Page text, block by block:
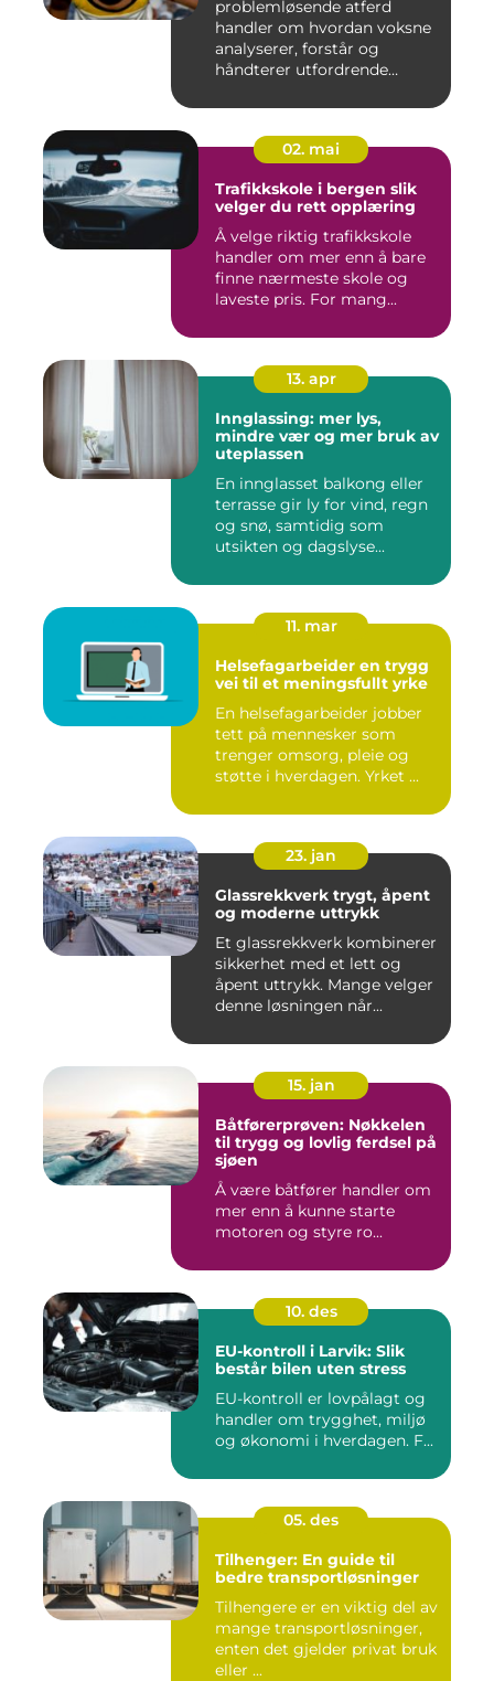
problemløsende atferd
handler om hvordan voksne
analyserer, forstår og
håndterer utfordrende
02. mai
Trafikkskole i bergen slik
velger du rett opplæring
Å velge riktig trafikkskole
handler om mer enn å bare
finne nærmeste skole og
laveste pris. For mang...
13. apr
Innglassing: mer lys,
mindre vær og mer bruk av
uteplassen
En innglasset balkong eller
terrasse gir ly for vind, regn
og snø, samtidig som
utsikten og dagslyse...
11. mar
Helsefagarbeider en trygg
vei til et meningsfullt yrke
En helsefagarbeider jobber
tett på mennesker som
trenger omsorg, pleie og
støtte i hverdagen. Yrket ...
23. jan
Glassrekkverk trygt, åpent
og moderne uttrykk
Et glassrekkverk kombinerer
sikkerhet med et lett og
åpent uttrykk. Mange velger
denne løsningen når...
15. jan
Båtførerprøven: Nøkkelen
til trygg og lovlig ferdsel på
sjøen
Å være båtfører handler om
mer enn å kunne starte
motoren og styre ro...
10. des
EU-kontroll i Larvik: Slik
består bilen uten stress
EU-kontroll er lovpålagt og
handler om trygghet, miljø
og økonomi i hverdagen. F...
05. des
Tilhenger: En guide til
bedre transportløsninger
Tilhengere er en viktig del av
mange transportløsninger,
enten det gjelder privat bruk
eller ...